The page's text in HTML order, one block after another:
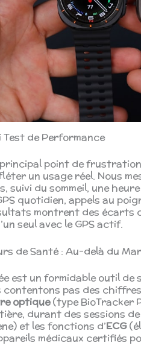
Test de Performance
principal point de
un usage réel. Nous
suivi du sommeil, une
quotidien, appels au
montrent des écarts
seul avec le GPS actif.
de Santé : Au-delà du
est un formidable outil
contentons pas des
optique(type BioTracker
durant des sessions
et les fonctions d’ECG
médicaux certifiés